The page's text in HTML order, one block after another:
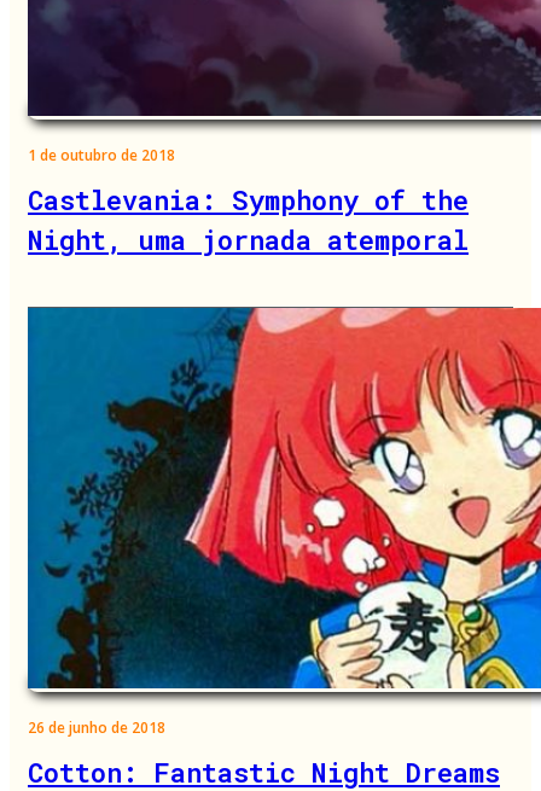
1 de outubro de 2018
Castlevania: Symphony of the
Night, uma jornada atemporal
26 de junho de 2018
Cotton: Fantastic Night Dreams